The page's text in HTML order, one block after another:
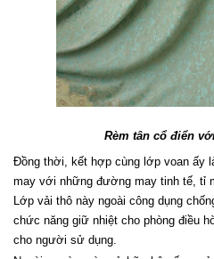
Rèm tân cổ điển
Đồng thời, kết hợp cùng lớp voan ấy
may với những đường may tinh tế, tỉ
Lớp vải thô này ngoài công dụng
chức năng giữ nhiệt cho phòng điều
cho người sử dụng.